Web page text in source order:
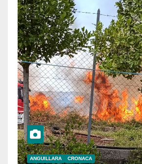
ANGUILLARA CRONACA